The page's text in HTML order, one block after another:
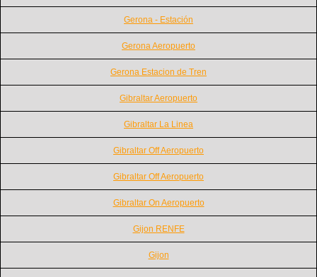
Gerona - Estación
Gerona Aeropuerto
Gerona Estacion de Tren
Gibraltar Aeropuerto
Gibraltar La Linea
Gibraltar Off Aeropuerto
Gibraltar Off Aeropuerto
Gibraltar On Aeropuerto
Gijon RENFE
Gijon